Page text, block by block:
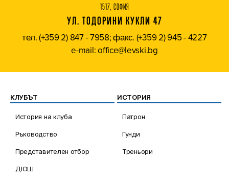
1517, СОФИЯ
УЛ. ТОДОРИНИ КУКЛИ 47
тел. (+359 2) 847 - 7958; факс. (+359 2) 945 - 4227
e-mail: office@levski.bg
КЛУБЪТ
История на клуба
Ръководство
Представителен отбор
ДЮШ
ИСТОРИЯ
Патрон
Гунди
Треньори